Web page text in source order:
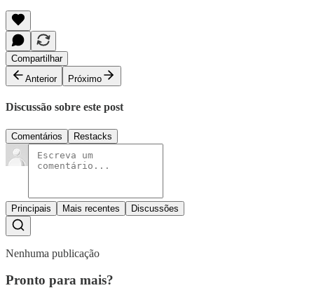
Compartilhar
Anterior
Próximo
Discussão sobre este post
Comentários Restacks
Principais Mais recentes Discussões
Nenhuma publicação
Pronto para mais?